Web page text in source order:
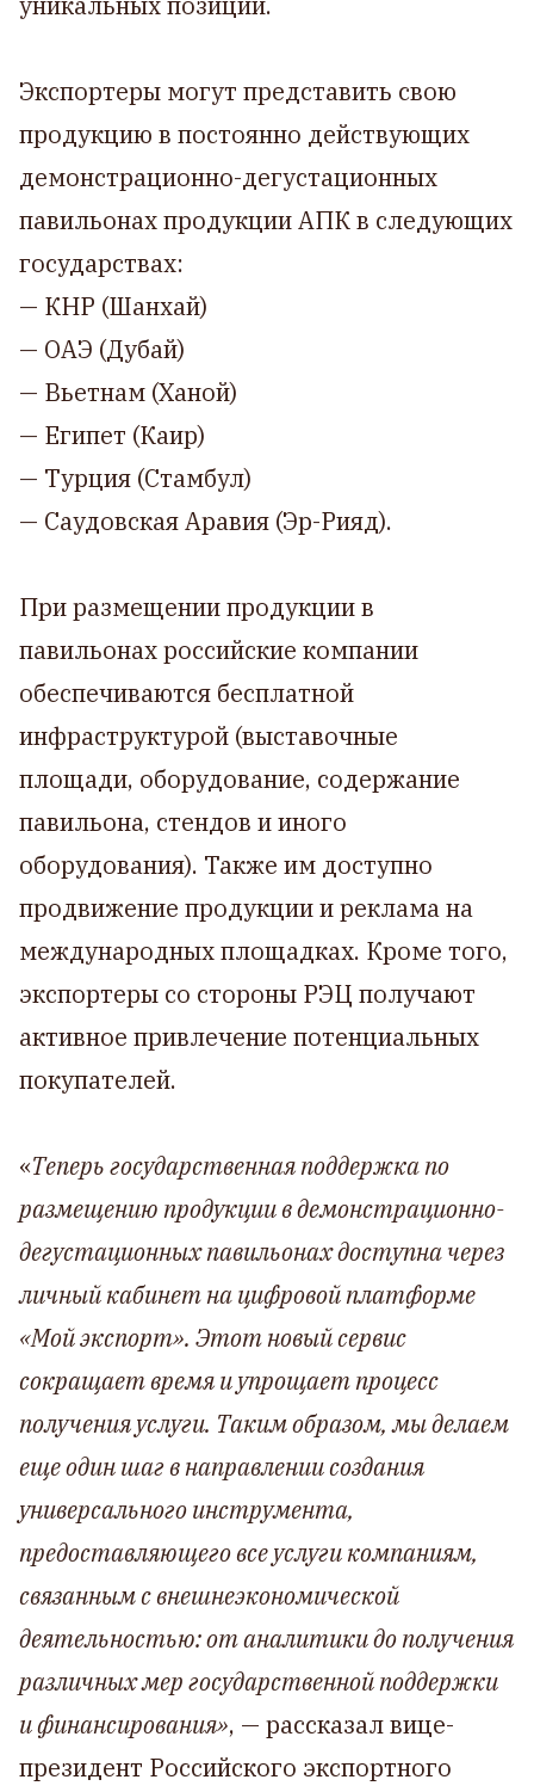
Экспортеры могут представить свою
продукцию в постоянно действующих
демонстрационно-дегустационных
павильонах продукции АПК в следующих
государствах:
— КНР (Шанхай)
— ОАЭ (Дубай)
— Вьетнам (Ханой)
— Египет (Каир)
— Турция (Стамбул)
— Саудовская Аравия (Эр-Рияд).
При размещении продукции в
павильонах российские компании
обеспечиваются бесплатной
инфраструктурой (выставочные
площади, оборудование, содержание
павильона, стендов и иного
оборудования). Также им доступно
продвижение продукции и реклама на
международных площадках. Кроме того,
экспортеры со стороны РЭЦ получают
активное привлечение потенциальных
покупателей.
«Теперь государственная поддержка по
размещению продукции в демонстрационно-
дегустационных павильонах доступна через
личный кабинет на цифровой платформе
«Мой экспорт». Этот новый сервис
сокращает время и упрощает процесс
получения услуги. Таким образом, мы делаем
еще один шаг в направлении создания
универсального инструмента,
предоставляющего все услуги компаниям,
связанным с внешнеэкономической
деятельностью: от аналитики до получения
различных мер государственной поддержки
и финансирования», — рассказал вице-
президент Российского экспортного